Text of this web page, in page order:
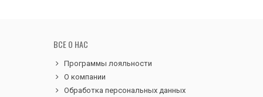
ВСЕ О НАС
Программы лояльности
О компании
Обработка персональных данных